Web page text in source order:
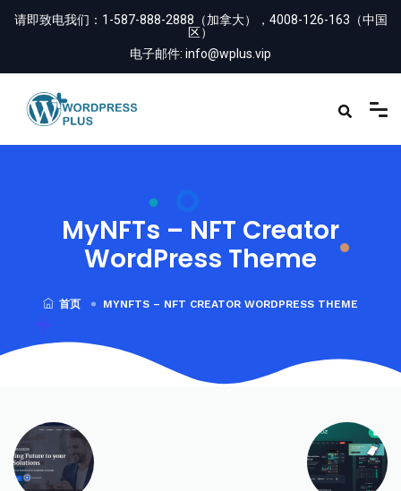
请即致电我们： 1-587-888-2888（加拿大），4008-126-163（中国
区）
电子邮件: info@wplus.vip
MyNFTs – NFT Creator
WordPress Theme
首页 MYNFTS – NFT CREATOR WORDPRESS THEME